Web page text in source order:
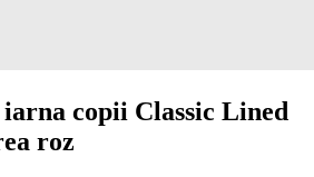
iarna copii Classic Lined
roz